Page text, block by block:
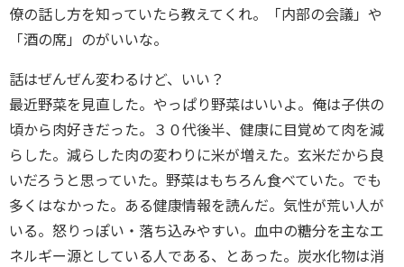
僚の話し方を知っていたら教えてくれ。「内部の会議」や
「酒の席」のがいいな。
話はぜんぜん変わるけど、いい？
最近野菜を見直した。やっぱり野菜はいいよ。俺は子供の
頃から肉好きだった。３０代後半、健康に目覚めて肉を減
らした。減らした肉の変わりに米が増えた。玄米だから良
いだろうと思っていた。野菜はもちろん食べていた。でも
多くはなかった。ある健康情報を読んだ。気性が荒い人が
いる。怒りっぽい・落ち込みやすい。血中の糖分を主なエ
ネルギー源としている人である、とあった。炭水化物は消